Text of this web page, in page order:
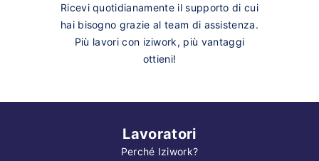
Ricevi quotidianamente il supporto di cui
hai bisogno grazie al team di assistenza.
Più lavori con iziwork, più vantaggi
ottieni!
Lavoratori
Perché Iziwork?